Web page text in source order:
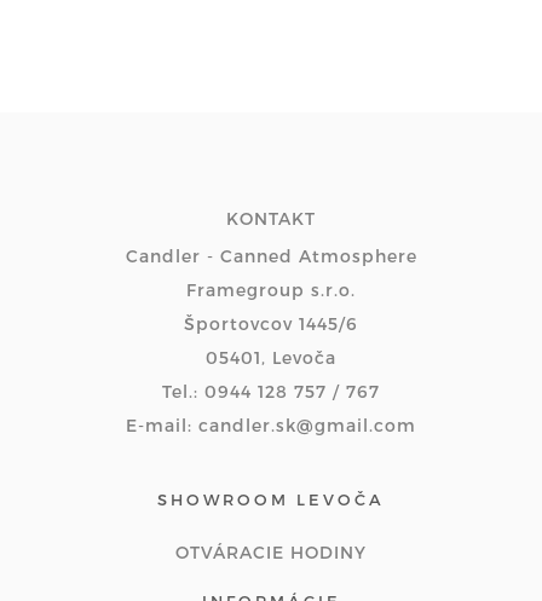
KONTAKT
Candler - Canned Atmosphere
Framegroup s.r.o.
Športovcov 1445/6
05401, Levoča
Tel.: 0944 128 757 / 767
E-mail: candler.sk@gmail.com
SHOWROOM LEVOČA
OTVÁRACIE HODINY